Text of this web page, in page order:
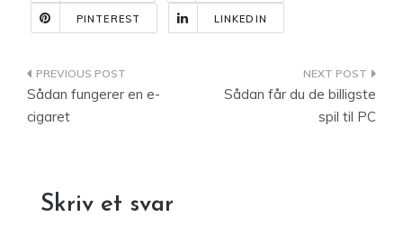
PINTEREST LINKEDIN
Indlægsnavigation
Sådan fungerer en e-
cigaret
Sådan får du de billigste
spil til PC
Skriv et svar